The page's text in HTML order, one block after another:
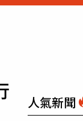
人氣新聞